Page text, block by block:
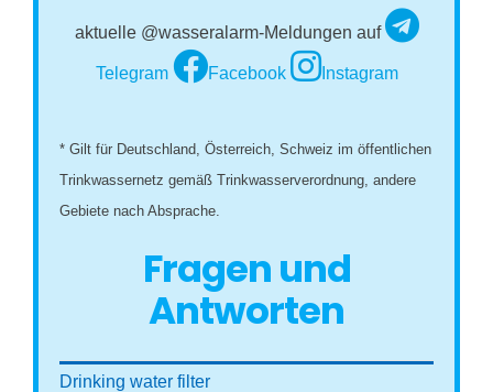
aktuelle @wasseralarm-Meldungen auf
Telegram Facebook Instagram
* Gilt für Deutschland, Österreich, Schweiz im öffentlichen
Trinkwassernetz gemäß Trinkwasserverordnung, andere
Gebiete nach Absprache.
Fragen und
Antworten
Drinking water filter